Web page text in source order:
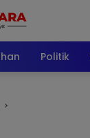
Politik